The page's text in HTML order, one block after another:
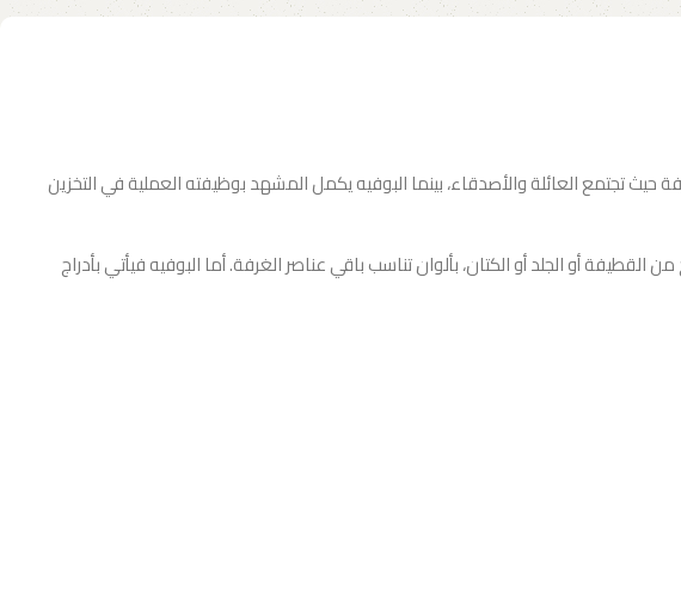
تجتمع العائلة والأصدقاء، بينما البوفيه يكمل المشهد بوظيفته العملية في التخزين
أو الجلد أو الكتان، بألوان تناسب باقي عناصر الغرفة. أما البوفيه فيأتي بأدراج